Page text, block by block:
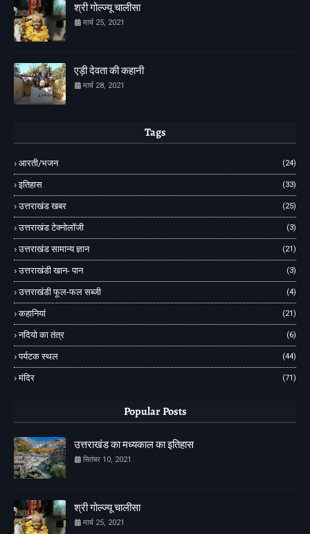
श्री गोल्ज्यू चालीसा
मार्च 25, 2021
एड़ी देवता की कहानी
मार्च 28, 2021
Tags
आरती/भजन (24)
इतिहास (33)
उत्तराखंड खबर (25)
उत्तराखंड टेक्नोलॉजी (3)
उत्तराखंड सामान्य ज्ञान (21)
उत्तराखंडी खान- पान (3)
उत्तराखंडी फूल-फल सब्जी (4)
कहानियां (21)
नदियो का तंत्र (6)
पर्यटक स्थल (44)
मंदिर (71)
Popular Posts
उत्तराखंड का मध्यकाल का इतिहास
सितंबर 10, 2021
श्री गोल्ज्यू चालीसा
मार्च 25, 2021